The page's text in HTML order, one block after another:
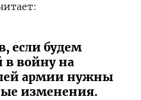
если будем
в войну на
армии нужны
изменения.